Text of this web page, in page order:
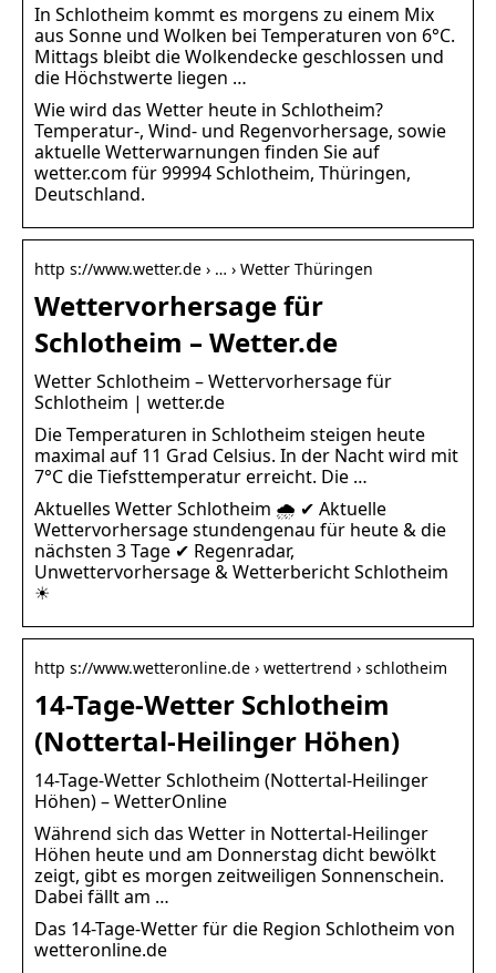
In Schlotheim kommt es morgens zu einem Mix
aus Sonne und Wolken bei Temperaturen von 6°C.
Mittags bleibt die Wolkendecke geschlossen und
die Höchstwerte liegen …
Wie wird das Wetter heute in Schlotheim?
Temperatur-, Wind- und Regenvorhersage, sowie
aktuelle Wetterwarnungen finden Sie auf
wetter.com für 99994 Schlotheim, Thüringen,
Deutschland.
http s://www.wetter.de › … › Wetter Thüringen
Wettervorhersage für
Schlotheim – Wetter.de
Wetter Schlotheim – Wettervorhersage für
Schlotheim | wetter.de
Die Temperaturen in Schlotheim steigen heute
maximal auf 11 Grad Celsius. In der Nacht wird mit
7°C die Tiefsttemperatur erreicht. Die …
Aktuelles Wetter Schlotheim 🌧️ ✔ Aktuelle
Wettervorhersage stundengenau für heute & die
nächsten 3 Tage ✔ Regenradar,
Unwettervorhersage & Wetterbericht Schlotheim
☀
http s://www.wetteronline.de › wettertrend › schlotheim
14-Tage-Wetter Schlotheim
(Nottertal-Heilinger Höhen)
14-Tage-Wetter Schlotheim (Nottertal-Heilinger
Höhen) – WetterOnline
Während sich das Wetter in Nottertal-Heilinger
Höhen heute und am Donnerstag dicht bewölkt
zeigt, gibt es morgen zeitweiligen Sonnenschein.
Dabei fällt am …
Das 14-Tage-Wetter für die Region Schlotheim von
wetteronline.de